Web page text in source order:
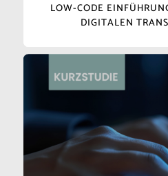
LOW-CODE
DIGITALEN